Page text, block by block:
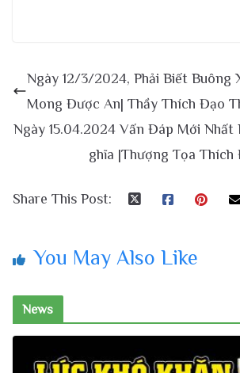
Ngày 12/3/2024, Phải Biết Buông
Mong Được An| Thầy Thích Đạo
Ngày 15.04.2024 Vấn Đáp Mới Nhất
ghĩa |Thượng Tọa Thích
Share This Post:
You May Also Like
News